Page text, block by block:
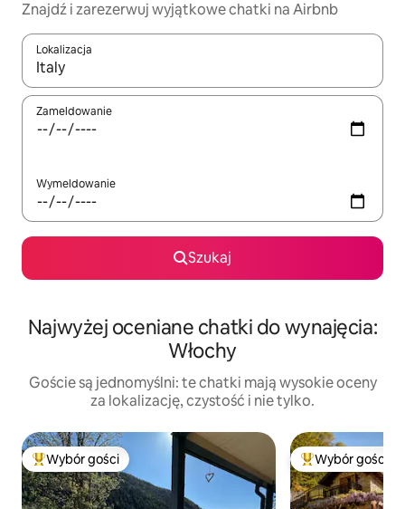
Znajdź i zarezerwuj wyjątkowe chatki na Airbnb
Lokalizacja
Gdy wyniki będą dostępne, możesz poruszać się po nich za
Zameldowanie
Wymeldowanie
Szukaj
Najwyżej oceniane chatki do wynajęcia:
Włochy
Goście są jednomyślni: te chatki mają wysokie oceny
za lokalizację, czystość i nie tylko.
Najpopularniejsze z kategorii Wybór gości
Wybór gości Wybór gości